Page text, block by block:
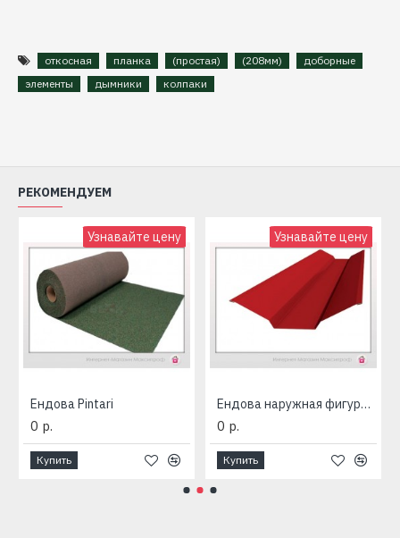
откосная планка (простая) (208мм)
доборные
элементы
дымники колпаки
РЕКОМЕНДУЕМ
Узнавайте цену
Ендова Pintari
0 р.
Купить
Узнавайте цену
Ендова наружная фигурная (416мм)
0 р.
Купить